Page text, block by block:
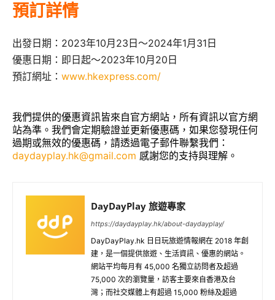
預訂詳情
出發日期：2023年10月23日～2024年1月31日
優惠日期：即日起～2023年10月20日
預訂網址： www.hkexpress.com/
我們提供的優惠資訊皆來自官方網站，所有資訊以官方網
站為準。我們會定期驗證並更新優惠碼，如果您發現任何
過期或無效的優惠碼，請透過電子郵件聯繫我們：
daydayplay.hk@gmail.com 感謝您的支持與理解。
DayDayPlay 旅遊專家
https://daydayplay.hk/about-daydayplay/
DayDayPlay.hk 日日玩旅遊情報網在 2018 年創
建，是一個提供旅遊、生活資訊、優惠的網站。
網站平均每月有 45,000 名獨立訪問者及超過
75,000 次的瀏覽量，訪客主要來自香港及台
灣；而社交媒體上有超過 15,000 粉絲及超過